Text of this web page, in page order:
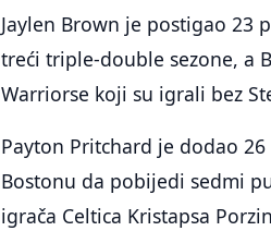
Jaylen Brown je postigao 23
treći triple-double sezone, a
Warriorse koji su igrali bez
Payton Pritchard je dodao
Bostonu da pobijedi sedmi
igrača Celtica Kristapsa